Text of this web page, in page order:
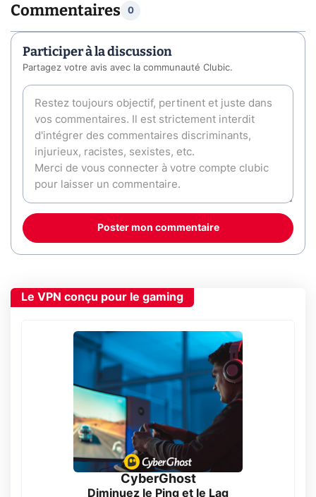
Commentaires 0
Participer à la discussion
Partagez votre avis avec la communauté Clubic.
Poster mon commentaire
Le VPN conçu pour le gaming
CyberGhost
Diminuez le Ping et le Lag